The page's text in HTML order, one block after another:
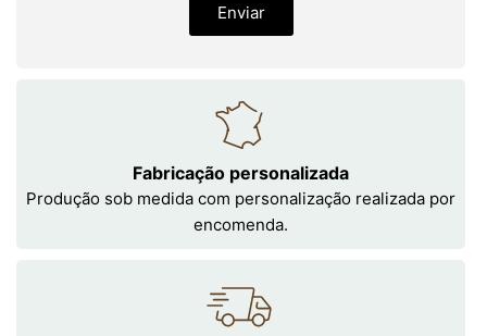
Enviar
Fabricação personalizada
Produção sob medida com personalização realizada por
encomenda.